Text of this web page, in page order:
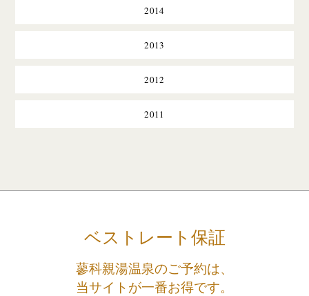
2014
2013
2012
2011
ベストレート保証
蓼科親湯温泉のご予約は、
当サイトが一番お得です。